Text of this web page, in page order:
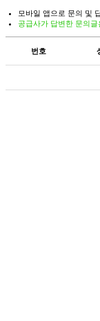
모바일 앱으로 문의 및
공급사가 답변한 문의글
번호